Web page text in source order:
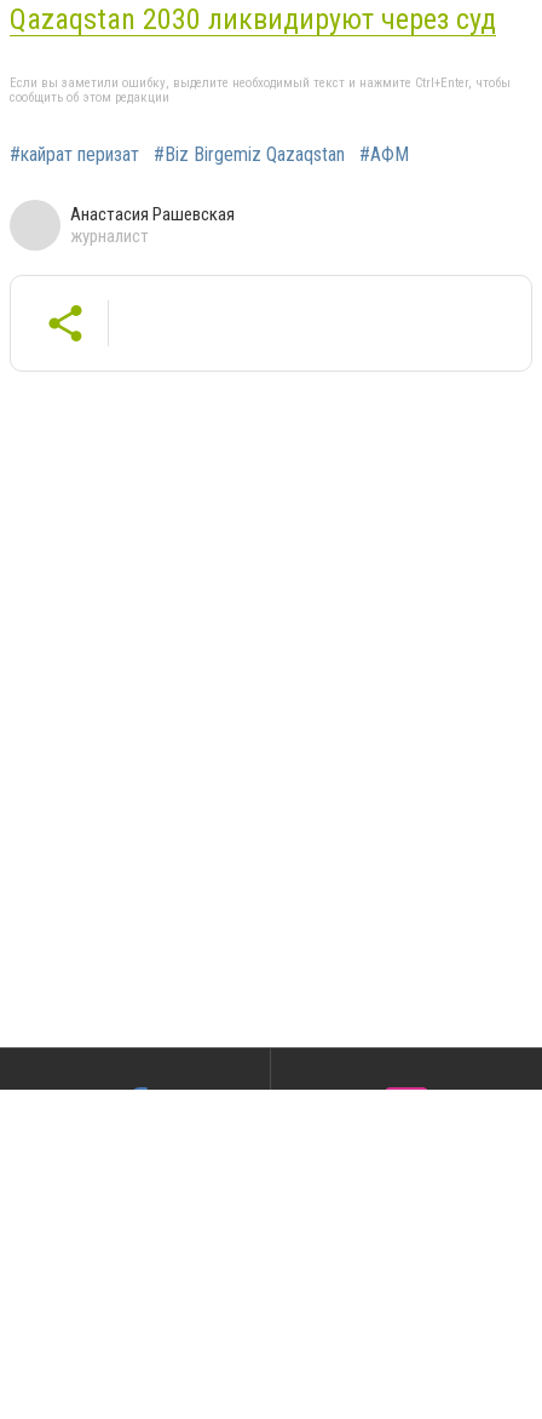
Qazaqstan 2030 ликвидируют через суд
Если вы заметили ошибку, выделите необходимый текст и нажмите Ctrl+Enter, чтобы
сообщить об этом редакции
#кайрат перизат #Biz Birgemiz Qazaqstan #АФМ
Анастасия Рашевская
журналист